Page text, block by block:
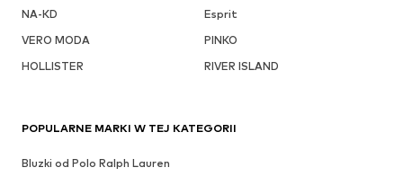
NA-KD
Esprit
VERO MODA
PINKO
HOLLISTER
RIVER ISLAND
POPULARNE MARKI W TEJ KATEGORII
Bluzki od Polo Ralph Lauren